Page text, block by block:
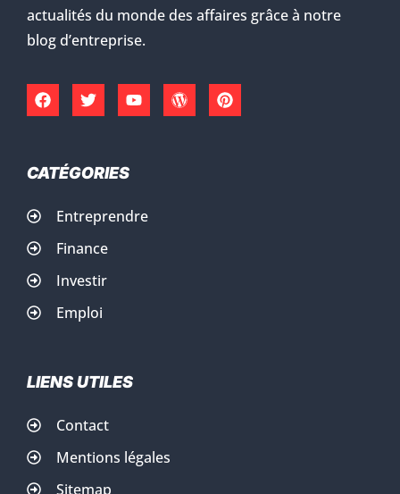
actualités du monde des affaires grâce à notre
blog d’entreprise.
CATÉGORIES
Entreprendre
Finance
Investir
Emploi
LIENS UTILES
Contact
Mentions légales
Sitemap